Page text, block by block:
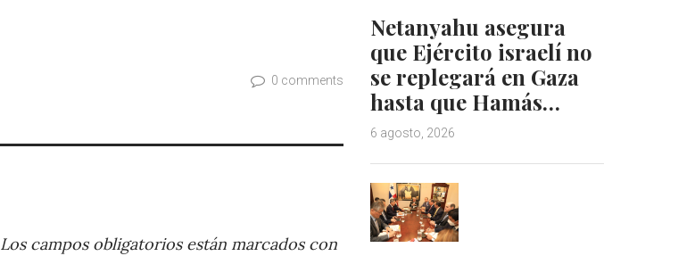
0 comments
Los campos obligatorios están marcados con
Netanyahu asegura
que Ejército israelí no
se replegará en Gaza
hasta que Hamás…
6 agosto, 2026